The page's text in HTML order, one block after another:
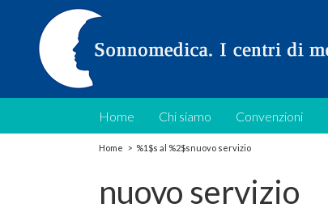
Home Chi siamo Convenzioni
Home > %1$s al %2$snuovo servizio
nuovo servizio